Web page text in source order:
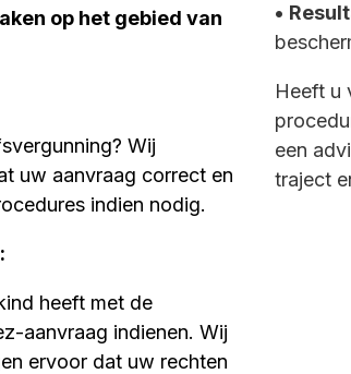
op het gebied van
Wij
uw aanvraag correct en
indien nodig.
:
heeft met de
aanvraag indienen. Wij
ervoor dat uw rechten
•
Heeft u
een
traject